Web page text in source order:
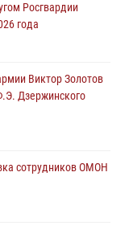
службы
Росгвардии
года
Виктор Золотов
Дзержинского
сотрудников ОМОН